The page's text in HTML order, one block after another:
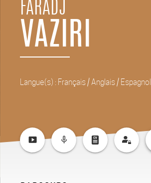
FARADJ
VAZIRI
Langue(s) : Français / Anglais / Espagnol
smart_display mic_none